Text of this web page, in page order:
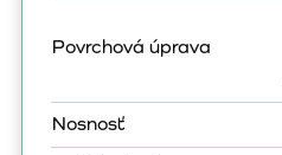
Povrchová úprava
Nosnosť